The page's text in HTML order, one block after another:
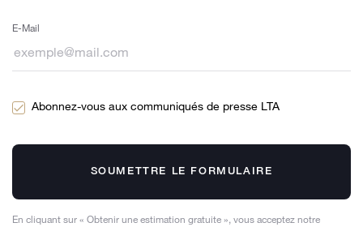
E-Mail
Abonnez-vous aux communiqués de presse LTA
SOUMETTRE LE FORMULAIRE
En cliquant sur « Obtenir une estimation gratuite », vous acceptez notre